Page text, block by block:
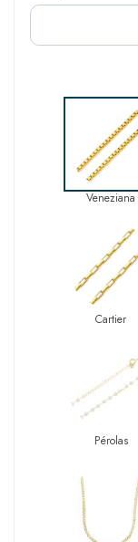
Veneziana
Cartier
Pérolas